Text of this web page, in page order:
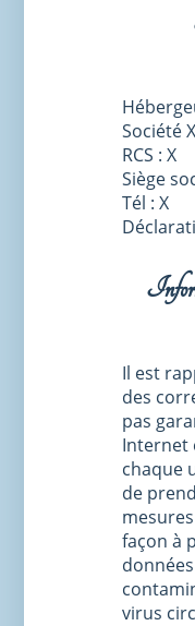
Société
RCS : X
Siège
Tél : X
Il est
des
pas
Internet
chaque
de
façon à
virus